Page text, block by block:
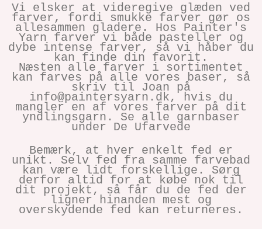
Vi elsker at videregive glæden ved
farver, fordi smukke farver gør os
allesammen gladere. Hos Painter's
Yarn farver vi både pasteller og
dybe intense farver, så vi håber du
kan finde din favorit.
Næsten alle farver i sortimentet
kan farves på alle vores baser, så
skriv til Joan på
info@paintersyarn.dk, hvis du
mangler en af vores farver på dit
yndlingsgarn. Se alle garnbaser
under De Ufarvede
Bemærk, at hver enkelt fed er
unikt. Selv fed fra samme farvebad
kan være lidt forskellige. Sørg
derfor altid for at købe nok til
dit projekt, så får du de fed der
ligner hinanden mest og
overskydende fed kan returneres.